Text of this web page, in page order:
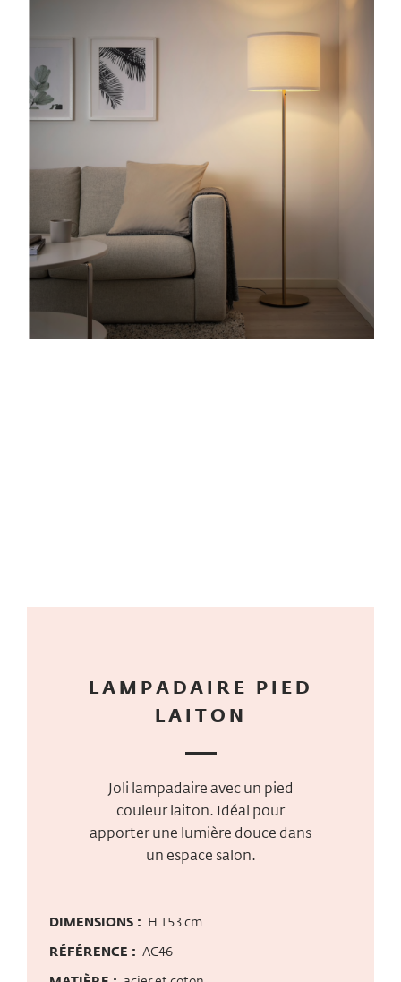
LAMPADAIRE PIED
LAITON
Joli lampadaire avec un pied
couleur laiton. Idéal pour
apporter une lumière douce dans
un espace salon.
DIMENSIONS : H 153 cm
RÉFÉRENCE : AC46